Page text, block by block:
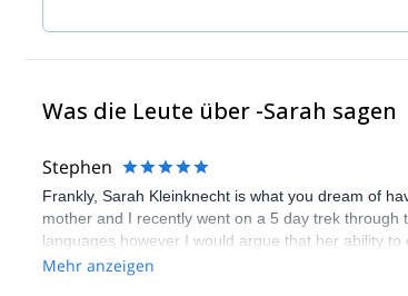
Was die Leute über -Sarah sagen
Stephen
Frankly, Sarah Kleinknecht is what you dream of
mother and I recently went on a 5 day trek
languages however I would argue that her ability
easily able to adjust daily excursions depending
Mehr anzeigen